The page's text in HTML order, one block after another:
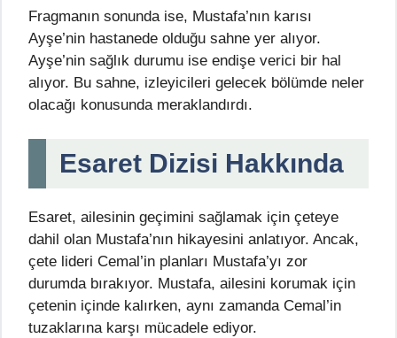
Fragmanın sonunda ise, Mustafa’nın karısı
Ayşe’nin hastanede olduğu sahne yer alıyor.
Ayşe’nin sağlık durumu ise endişe verici bir hal
alıyor. Bu sahne, izleyicileri gelecek bölümde neler
olacağı konusunda meraklandırdı.
Esaret Dizisi Hakkında
Esaret, ailesinin geçimini sağlamak için çeteye
dahil olan Mustafa’nın hikayesini anlatıyor. Ancak,
çete lideri Cemal’in planları Mustafa’yı zor
durumda bırakıyor. Mustafa, ailesini korumak için
çetenin içinde kalırken, aynı zamanda Cemal’in
tuzaklarına karşı mücadele ediyor.